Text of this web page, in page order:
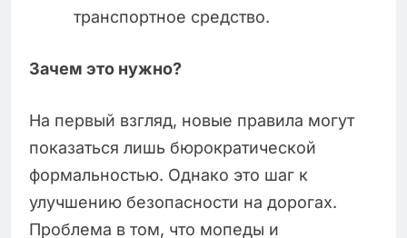
транспортное средство.
Зачем это нужно?
На первый взгляд, новые правила могут
показаться лишь бюрократической
формальностью. Однако это шаг к
улучшению безопасности на дорогах.
Проблема в том, что мопеды и